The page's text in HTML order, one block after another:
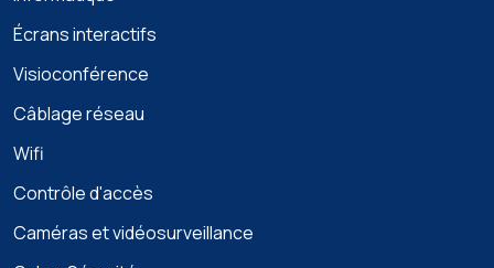
Écrans interactifs
Visioconférence
Câblage réseau
Wifi
Contrôle d'accès
Caméras et vidéosurveillance